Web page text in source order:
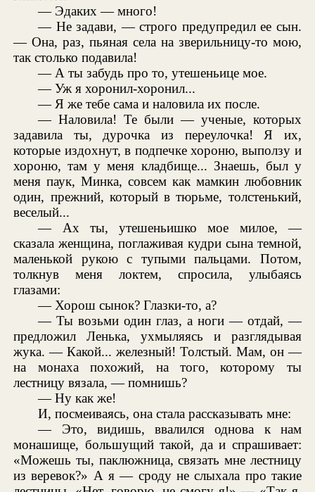
— Эдаких — много!
— Не задави, — строго предупредил ее сын.
— Она, раз, пьяная села на зверильницу-то мою,
так столько подавила!
— А ты забудь про то, утешеньице мое.
— Уж я хоронил-хоронил...
— Я же тебе сама и наловила их после.
— Наловила! Те были — ученые, которых
задавила ты, дурочка из переулочка! Я их,
которые издохнут, в подпечке хороню, выползу и
хороню, там у меня кладбище... Знаешь, был у
меня паук, Минка, совсем как мамкин любовник
один, прежний, который в тюрьме, толстенький,
веселый...
— Ах ты, утешеньишко мое милое, —
сказала женщина, поглаживая кудри сына темной,
маленькой рукою с тупыми пальцами. Потом,
толкнув меня локтем, спросила, улыбаясь
глазами:
— Хорош сынок? Глазки-то, а?
— Ты возьми один глаз, а ноги — отдай, —
предложил Ленька, ухмыляясь и разглядывая
жука. — Какой... железный! Толстый. Мам, он —
на монаха похожий, на того, которому ты
лестницу вязала, — помнишь?
— Ну как же!
И, посмеиваясь, она стала рассказывать мне:
— Это, видишь, ввалился однова к нам
монашище, большущий такой, да и спрашивает:
«Можешь ты, паклюжница, связать мне лестницу
из веревок?» А я — сроду не слыхала про такие